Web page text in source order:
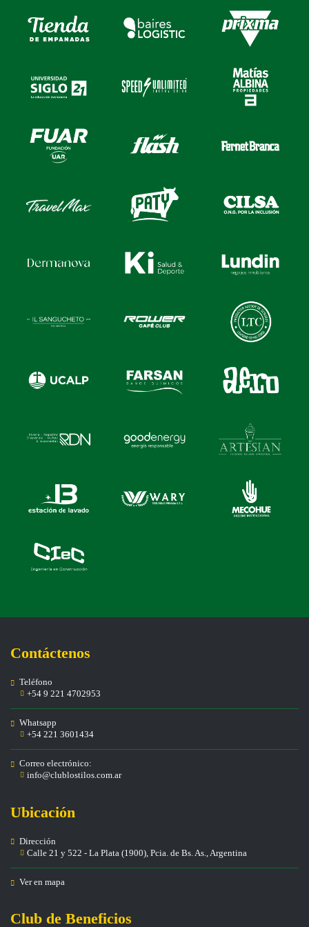
Contáctenos
Teléfono
+54 9 221 4702953
Whatsapp
+54 221 3601434
Correo electrónico:
info@clublostilos.com.ar
Ubicación
Dirección
Calle 21 y 522 - La Plata (1900), Pcia. de Bs. As., Argentina
Ver en mapa
Club de Beneficios